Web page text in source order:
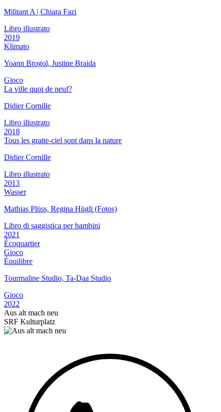
Militant A | Chiara Fazi
Libro illustrato
2019
Klimato
Yoann Brogol, Justine Braida
Gioco
La ville quoi de neuf?
Didier Cornille
Libro illustrato
2018
Tous les gratte-ciel sont dans la nature
Didier Cornille
Libro illustrato
2013
Wasser
Mathias Plüss, Regina Hügli (Fotos)
Libro di saggistica per bambini
2021
Écoquartier
Gioco
Équilibre
Tourmaline Studio, Ta-Daa Studio
Gioco
2022
Aus alt mach neu
SRF Kulturplatz